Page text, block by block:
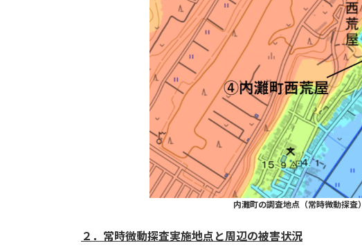
内灘町の調査地点（常時微動探査）
２．常時微動探査実施地点と周辺の被害状況